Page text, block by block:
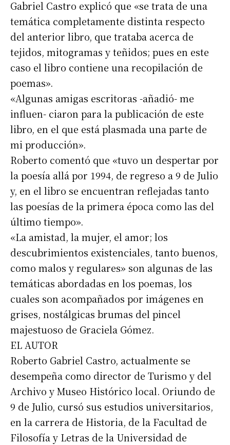
Gabriel Castro explicó que «se trata de una
temática completamente distinta respecto
del anterior libro, que trataba acerca de
tejidos, mitogramas y teñidos; pues en este
caso el libro contiene una recopilación de
poemas».
«Algunas amigas escritoras -añadió- me
influen- ciaron para la publicación de este
libro, en el que está plasmada una parte de
mi producción».
Roberto comentó que «tuvo un despertar por
la poesía allá por 1994, de regreso a 9 de Julio
y, en el libro se encuentran reflejadas tanto
las poesías de la primera época como las del
último tiempo».
«La amistad, la mujer, el amor; los
descubrimientos existenciales, tanto buenos,
como malos y regulares» son algunas de las
temáticas abordadas en los poemas, los
cuales son acompañados por imágenes en
grises, nostálgicas brumas del pincel
majestuoso de Graciela Gómez.
EL AUTOR
Roberto Gabriel Castro, actualmente se
desempeña como director de Turismo y del
Archivo y Museo Histórico local. Oriundo de
9 de Julio, cursó sus estudios universitarios,
en la carrera de Historia, de la Facultad de
Filosofía y Letras de la Universidad de